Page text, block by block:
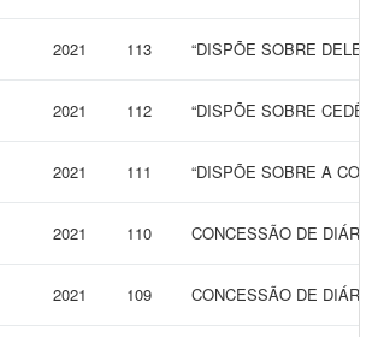
2021 113 “DISPÕE SOBRE
2021 112 “DISPÕE SOBRE
2021 111 “DISPÕE SOBRE A
2021 110 CONCESSÃO DE
2021 109 CONCESSÃO DE